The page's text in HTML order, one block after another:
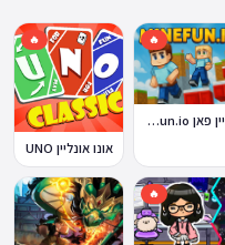
🔥
מיין פאן MineFun.io
🔥
אונו אונליין UNO
🔥